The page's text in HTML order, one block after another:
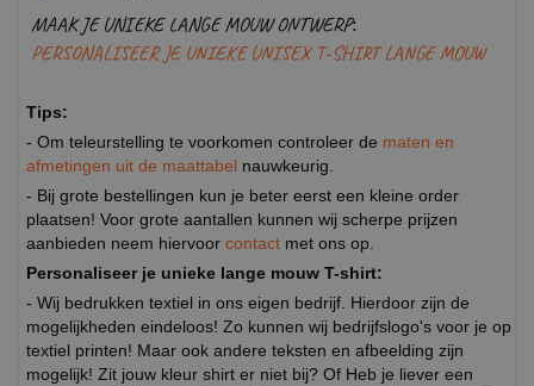
MAAK JE UNIEKE LANGE MOUW ONTWERP:
PERSONALISEER JE UNIEKE UNISEX T-SHIRT LANGE MOUW
Tips:
- Om teleurstelling te voorkomen controleer de maten en
afmetingen uit de maattabel nauwkeurig.
- Bij grote bestellingen kun je beter eerst een kleine order
plaatsen! Voor grote aantallen kunnen wij scherpe prijzen
aanbieden neem hiervoor contact met ons op.
Personaliseer je unieke lange mouw T-shirt:
- Wij bedrukken textiel in ons eigen bedrijf. Hierdoor zijn de
mogelijkheden eindeloos! Zo kunnen wij bedrijfslogo's voor je op
textiel printen! Maar ook andere teksten en afbeelding zijn
mogelijk! Zit jouw kleur shirt er niet bij? Of Heb je liever een